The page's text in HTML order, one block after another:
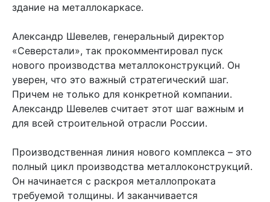
здание на металлокаркасе.
Александр Шевелев, генеральный директор
«Северстали», так прокомментировал пуск
нового производства металлоконструкций. Он
уверен, что это важный стратегический шаг.
Причем не только для конкретной компании.
Александр Шевелев считает этот шаг важным и
для всей строительной отрасли России.
Производственная линия нового комплекса – это
полный цикл производства металлоконструкций.
Он начинается с раскроя металлопроката
требуемой толщины. И заканчивается